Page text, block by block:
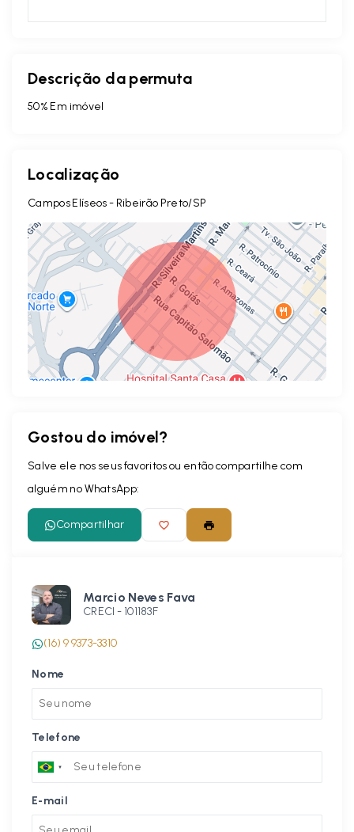
Descrição da permuta
50% Em imóvel
Localização
Campos Elíseos - Ribeirão Preto/SP
Gostou do imóvel?
Salve ele nos seus favoritos ou então compartilhe com
alguém no WhatsApp:
Compartilhar
Marcio Neves Fava
CRECI - 101183F
(16) 9 9373-3310
Nome
Telefone
E-mail